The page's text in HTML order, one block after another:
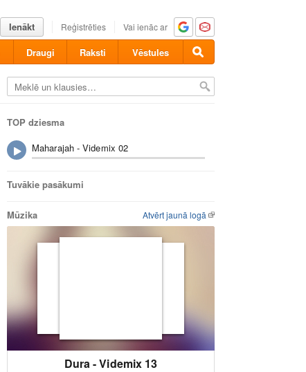
Ienākt Reģistrēties Vai ienāc ar
Draugi Raksti Vēstules
TOP dziesma
Maharajah - Videmix 02
Tuvākie pasākumi
Atvērt jaunā logā
Mūzika
Dura - Videmix 13